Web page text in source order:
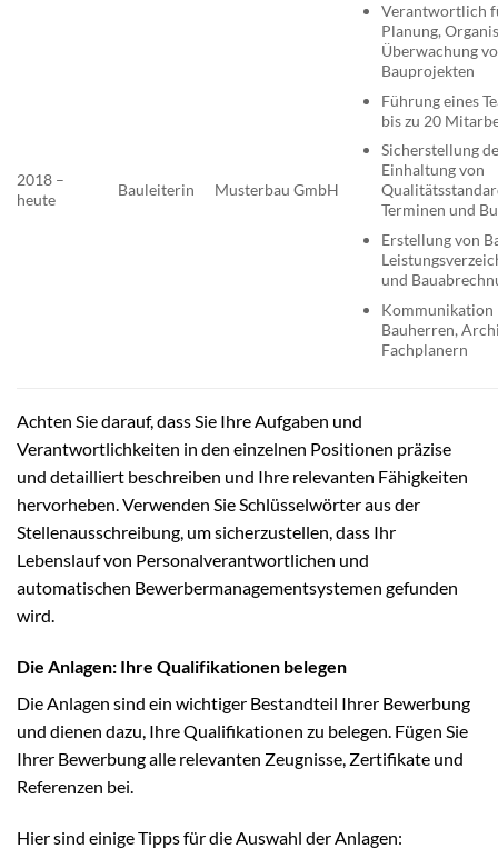
2018 –
heute
Bauleiterin Musterbau GmbH
Verantwortlich
Planung,
Überwachung
Bauprojekten
Führung eines
bis zu 20
Sicherstellung
Einhaltung von
Terminen und
Erstellung von
und
Kommunikation
Bauherren,
Fachplanern
Achten Sie darauf, dass Sie Ihre Aufgaben und
Verantwortlichkeiten in den einzelnen Positionen präzise
und detailliert beschreiben und Ihre relevanten Fähigkeiten
hervorheben. Verwenden Sie Schlüsselwörter aus der
Stellenausschreibung, um sicherzustellen, dass Ihr
Lebenslauf von Personalverantwortlichen und
automatischen Bewerbermanagementsystemen gefunden
wird.
Die Anlagen: Ihre Qualifikationen belegen
Die Anlagen sind ein wichtiger Bestandteil Ihrer Bewerbung
und dienen dazu, Ihre Qualifikationen zu belegen. Fügen Sie
Ihrer Bewerbung alle relevanten Zeugnisse, Zertifikate und
Referenzen bei.
Hier sind einige Tipps für die Auswahl der Anlagen: